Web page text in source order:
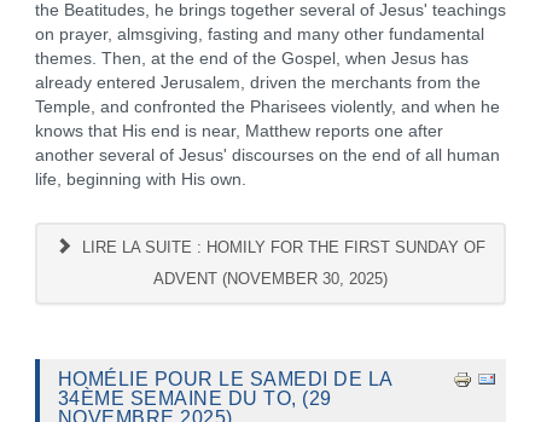
the Beatitudes, he brings together several of Jesus' teachings
on prayer, almsgiving, fasting and many other fundamental
themes. Then, at the end of the Gospel, when Jesus has
already entered Jerusalem, driven the merchants from the
Temple, and confronted the Pharisees violently, and when he
knows that His end is near, Matthew reports one after
another several of Jesus' discourses on the end of all human
life, beginning with His own.
LIRE LA SUITE : HOMILY FOR THE FIRST SUNDAY OF
ADVENT (NOVEMBER 30, 2025)
HOMÉLIE POUR LE SAMEDI DE LA
34ÈME SEMAINE DU TO, (29
NOVEMBRE 2025)